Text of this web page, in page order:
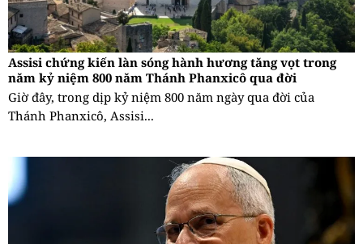
Assisi chứng kiến làn sóng hành hương tăng vọt trong
năm kỷ niệm 800 năm Thánh Phanxicô qua đời
Giờ đây, trong dịp kỷ niệm 800 năm ngày qua đời của
Thánh Phanxicô, Assisi...